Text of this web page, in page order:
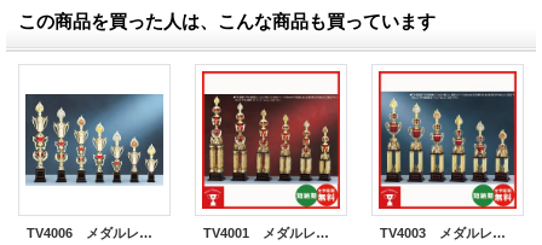
この商品を買った人は、こんな商品も買っています
TV4006 メダルレリーフ付１本柱トロフィー サッカー・空手・野球・バレーボール・バスケットボール
TV4001 メダルレリーフ付4本柱トロフィー サッカー・空手・野球・バレーボール・バスケットボール
TV4003 メダルレリーフ付4本柱トロフィー サッカー・空手・野球・バレーボール・バスケットボール